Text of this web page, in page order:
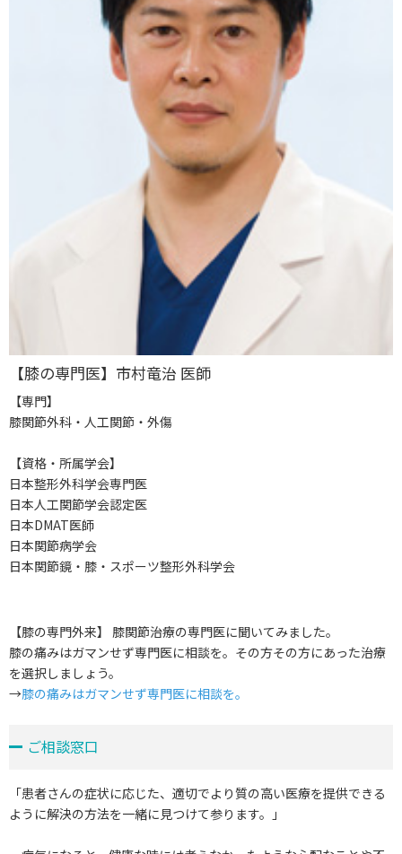
【膝の専門医】市村竜治 医師
【専門】
膝関節外科・人工関節・外傷
【資格・所属学会】
日本整形外科学会専門医
日本人工関節学会認定医
日本DMAT医師
日本関節病学会
日本関節鏡・膝・スポーツ整形外科学会
【膝の専門外来】 膝関節治療の専門医に聞いてみました。
膝の痛みはガマンせず専門医に相談を。その方その方にあった治療
を選択しましょう。
→膝の痛みはガマンせず専門医に相談を。
ご相談窓口
「患者さんの症状に応じた、適切でより質の高い医療を提供できる
ように解決の方法を一緒に見つけて参ります。」